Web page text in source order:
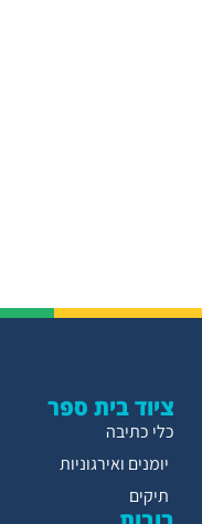
ציוד בית ספר
כלי כתיבה
יומנים ואירגוניות
תיקים